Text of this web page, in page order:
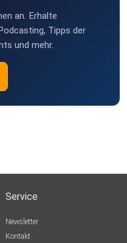
an. Erhalte
Tipps der
und mehr.
Service
Newsletter
Kontakt